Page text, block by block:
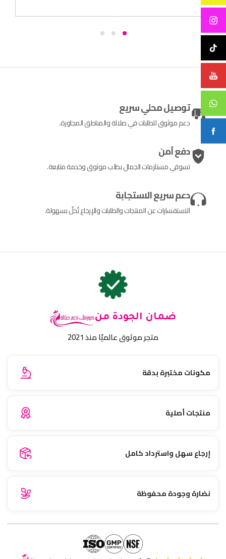
توصيل محلي سريع
دعم موثوق للطلبات في صلالة والمناطق المجاورة.
دفع آمن
تسوقي مستلزمات الجمال بطلب موثوق وخدمة متابعة.
دعم سريع الاستجابة
الاستفسارات عن المنتجات والطلبات والإرجاع تُحلّ بسهولة.
ضمان الجودة من
متجر موثوق عالميًا منذ 2021
مكونات مختبرة بدقة
منتجات أصلية
إرجاع سهل واسترداد كامل
نضارة وجودة محفوظة